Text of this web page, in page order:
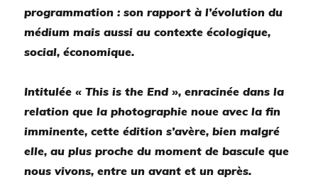
programmation : son rapport à l’évolution du
médium mais aussi au contexte écologique,
social, économique.
Intitulée « This is the End », enracinée dans la
relation que la photographie noue avec la fin
imminente, cette édition s’avère, bien malgré
elle, au plus proche du moment de bascule que
nous vivons, entre un avant et un après.